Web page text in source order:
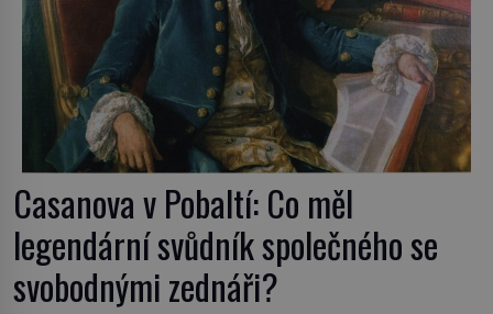
Casanova v Pobaltí: Co měl
legendární svůdník společného se
svobodnými zednáři?